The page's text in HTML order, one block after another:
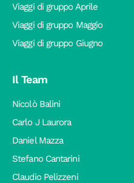
Viaggi di gruppo Aprile
Viaggi di gruppo Maggio
Viaggi di gruppo Giugno
Il Team
Nicolò Balini
Carlo J Laurora
Daniel Mazza
Stefano Cantarini
Claudio Pelizzeni